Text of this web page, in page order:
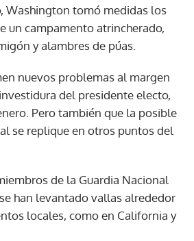
Washington tomó medidas los
un campamento atrincherado,
y alambres de púas.
nuevos problemas al margen
del presidente electo,
Pero también que la posible
se replique en otros puntos del
de la Guardia Nacional
han levantado vallas alrededor
locales, como en California y